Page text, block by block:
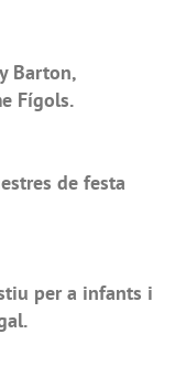
Barton,
Fígols.
de festa
per a infants i